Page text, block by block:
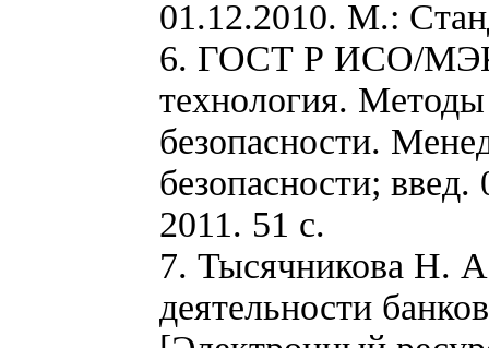
01.12.2010. М.:
6. ГОСТ Р ИСО/МЭК
технология. Методы
безопасности.
безопасности;
2011. 51 с.
7. Тысячникова Н.
деятельности